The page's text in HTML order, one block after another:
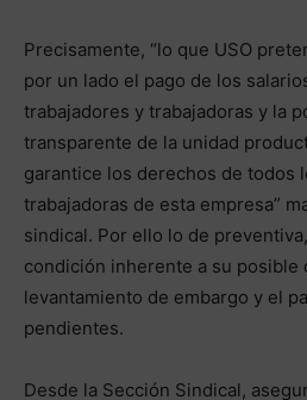
Precisamente, “lo que USO
por un lado el pago de los
trabajadores y trabajadoras y la
transparente de la unidad
garantice los derechos de todos
trabajadoras de esta empresa”
sindical. Por ello lo de
condición inherente a su posible
levantamiento de embargo y el
pendientes.
Desde la Sección Sindical,